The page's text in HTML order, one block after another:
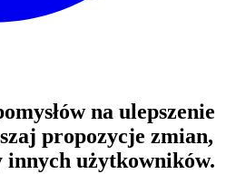
na ulepszenie
propozycje zmian,
innych użytkowników.